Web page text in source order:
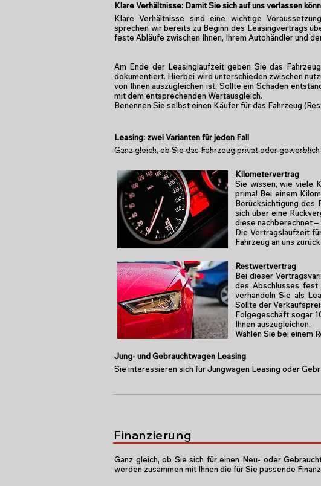
Klare Verhältnisse: Damit Sie sich auf uns verlassen
Klare Verhältnisse sind eine wichtige
sprechen wir bereits zu Beginn des Leasingvertrags
feste Abläufe zwischen Ihnen, Ihrem Autohändler und
Am Ende der Leasinglaufzeit geben Sie das
dokumentiert. Hierbei wird unterschieden zwischen
von Ihnen auszugleichen ist. Sollte ein Schaden
mit dem entsprechenden Wertausgleich.
Benennen Sie selbst einen Käufer für das Fahrzeug
Leasing: zwei Varianten für jeden Fall
Ganz gleich, ob Sie das Fahrzeug privat oder
Kilometervertrag
Sie wissen, wie viele
prima! Bei einem
Berücksichtigung des
sich über eine
diese nachberechnet
Die Vertragslaufzeit
Fahrzeug an uns
Restwertvertrag
Bei dieser
des Abschlusses fest
verhandeln Sie als
Sollte der
Folgegeschäft sogar
Ihnen auszugleichen.
Wählen Sie bei einem
Jung- und Gebrauchtwagen Leasing
Sie interessieren sich für Jungwagen Leasing oder
Finanzierung
Ganz gleich, ob Sie sich für einen Neu- oder
werden zusammen mit Ihnen die für Sie passende